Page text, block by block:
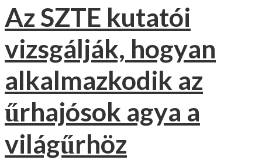
Az SZTE kutatói
vizsgálják, hogyan
alkalmazkodik az
űrhajósok agya a
világűrhöz